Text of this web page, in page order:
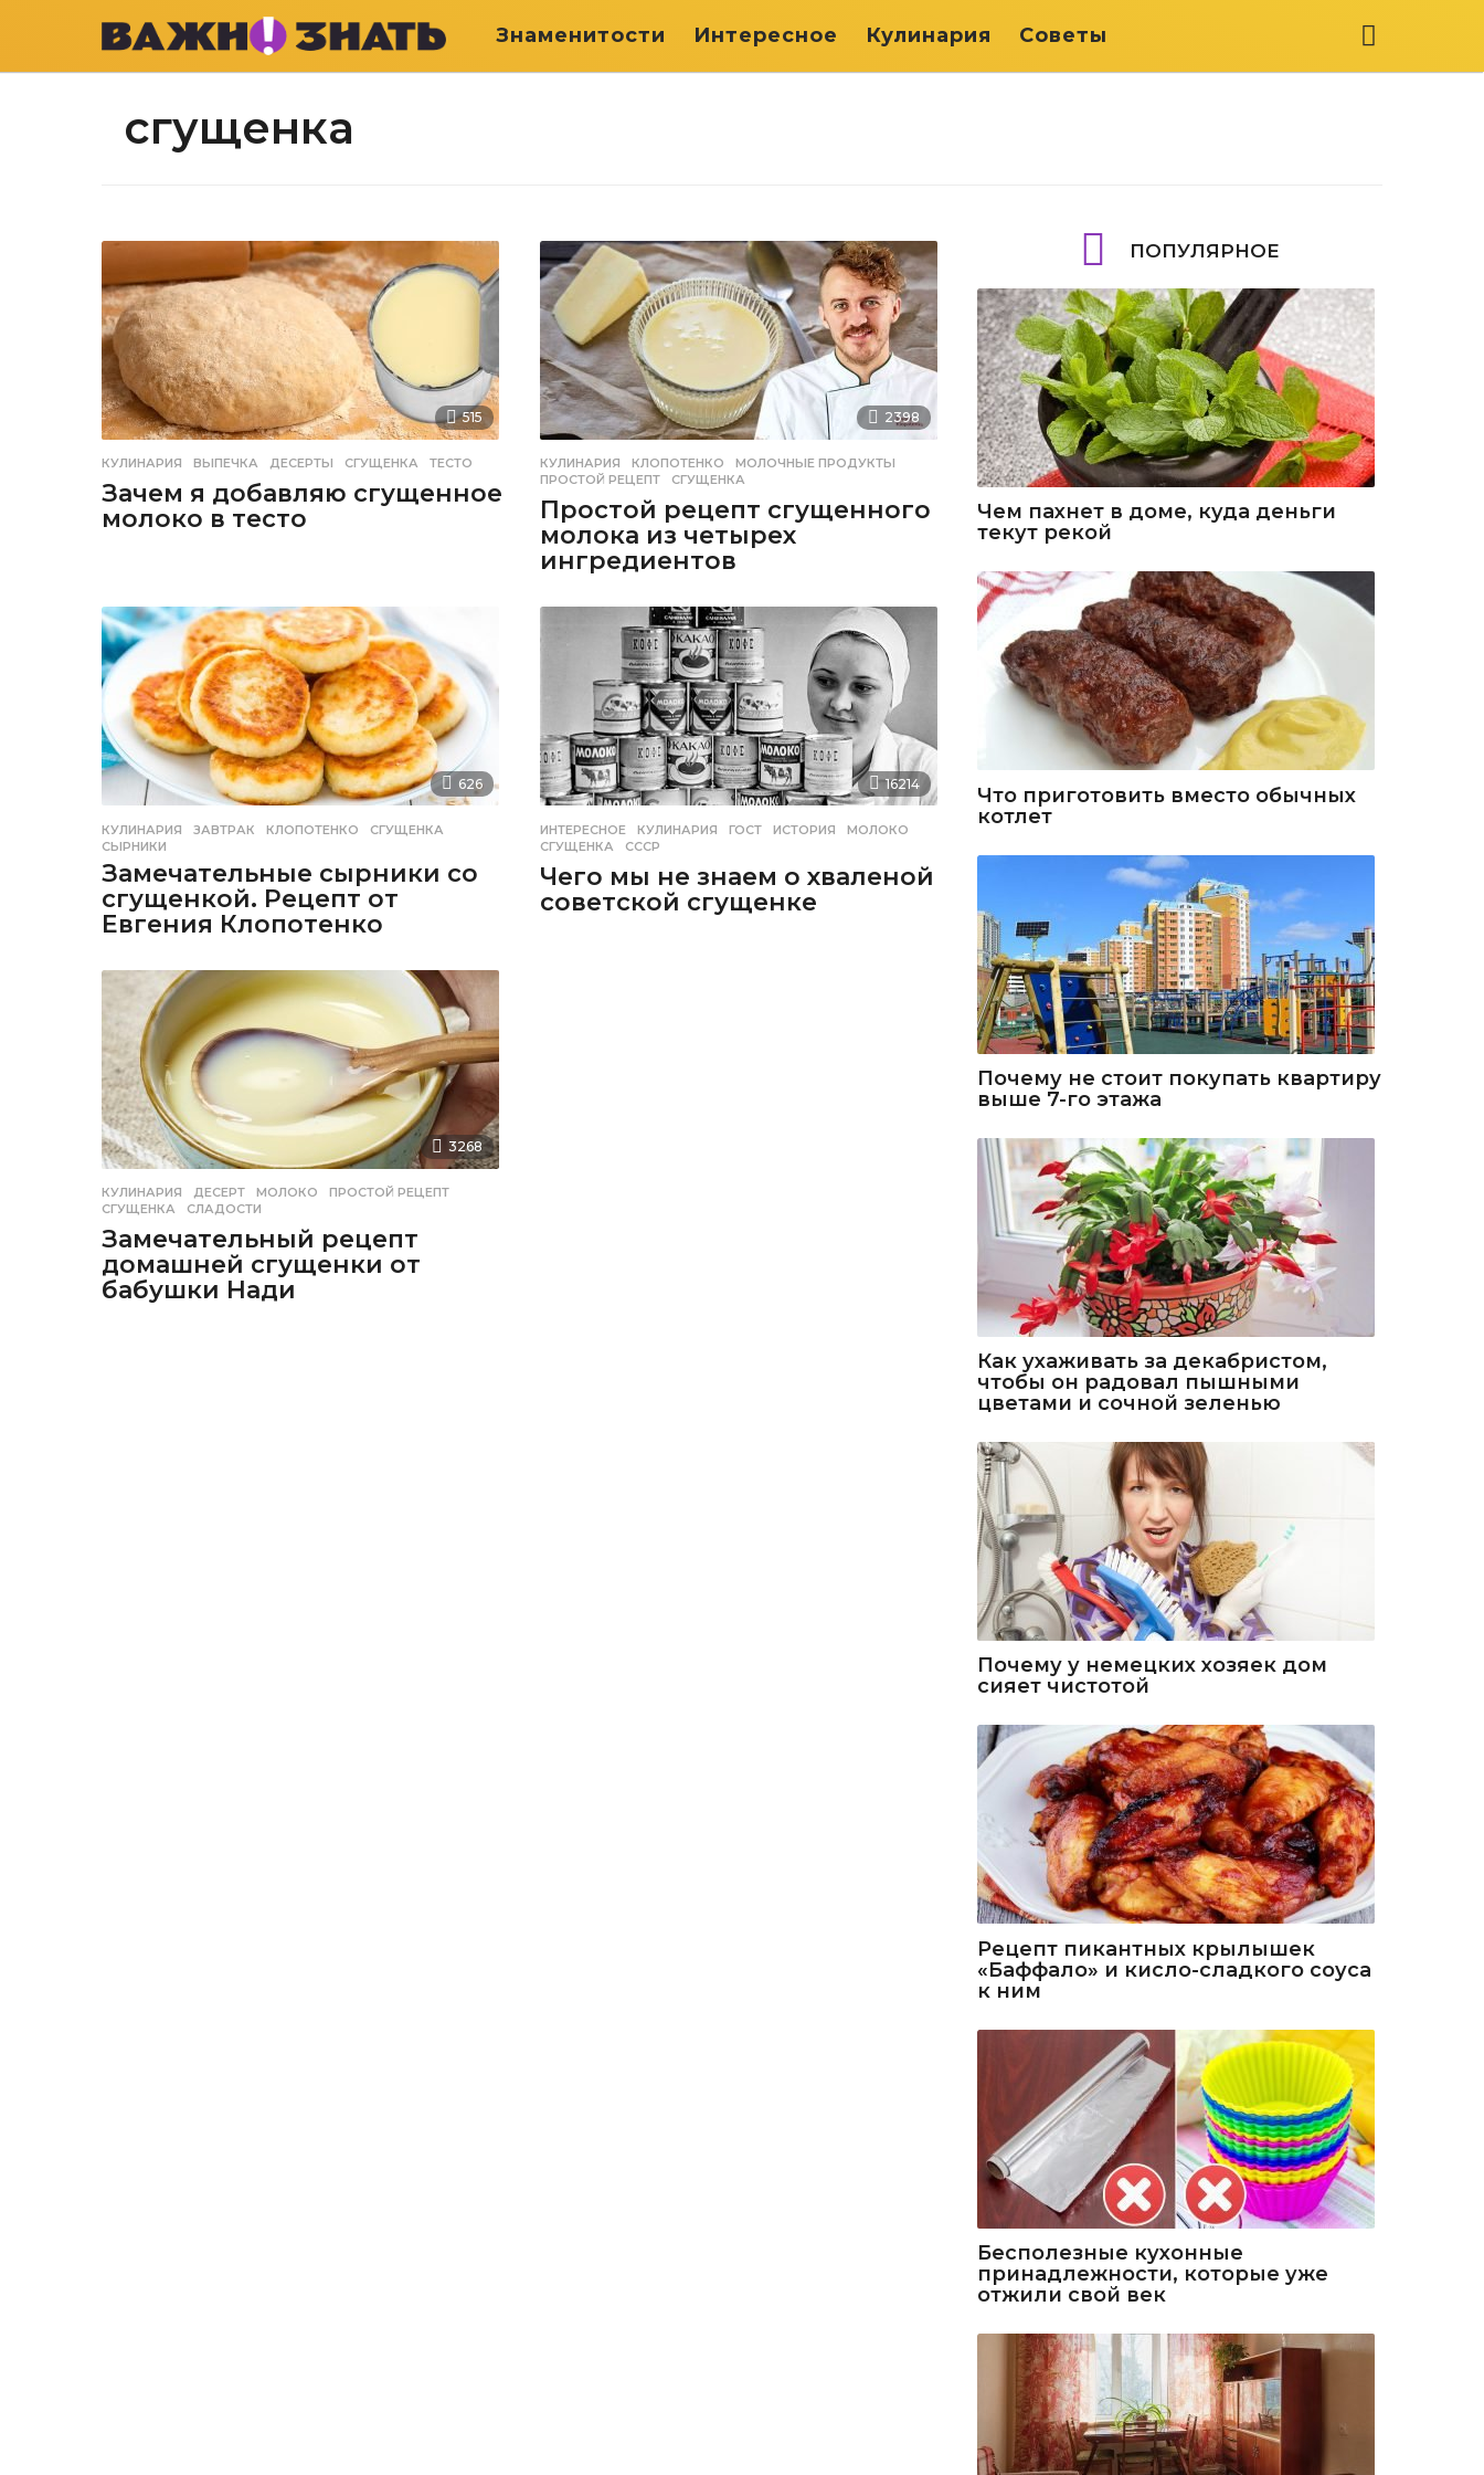
Знаменитости Интересное Кулинария Советы
сгущенка
515
КУЛИНАРИЯ ВЫПЕЧКА ,ДЕСЕРТЫ ,СГУЩЕНКА ,ТЕСТО
Зачем я добавляю сгущенное
молоко в тесто
2398
КУЛИНАРИЯ КЛОПОТЕНКО ,МОЛОЧНЫЕ ПРОДУКТЫ
ПРОСТОЙ РЕЦЕПТ
,СГУЩЕНКА
Простой рецепт сгущенного
молока из четырех
ингредиентов
626
КУЛИНАРИЯ ЗАВТРАК ,КЛОПОТЕНКО ,СГУЩЕНКА
СЫРНИКИ
Замечательные сырники со
сгущенкой. Рецепт от
Евгения Клопотенко
16214
ИНТЕРЕСНОЕ ,КУЛИНАРИЯ ГОСТ ,ИСТОРИЯ ,МОЛОКО
СГУЩЕНКА
,СССР
Чего мы не знаем о хваленой
советской сгущенке
3268
КУЛИНАРИЯ ДЕСЕРТ ,МОЛОКО ,ПРОСТОЙ РЕЦЕПТ
СГУЩЕНКА
,СЛАДОСТИ
Замечательный рецепт
домашней сгущенки от
бабушки Нади
ПОПУЛЯРНОЕ
Чем пахнет в доме, куда деньги
текут рекой
Что приготовить вместо обычных
котлет
Почему не стоит покупать квартиру
выше 7-го этажа
Как ухаживать за декабристом,
чтобы он радовал пышными
цветами и сочной зеленью
Почему у немецких хозяек дом
сияет чистотой
Рецепт пикантных крылышек
«Баффало» и кисло-сладкого соуса
к ним
Бесполезные кухонные
принадлежности, которые уже
отжили свой век